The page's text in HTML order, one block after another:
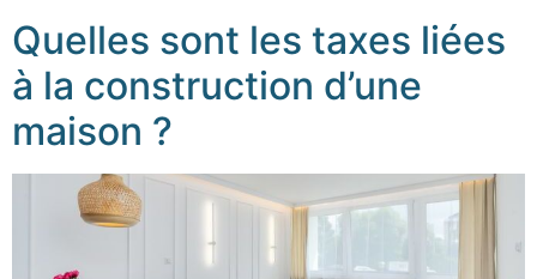
Quelles sont les taxes liées
à la construction d’une
maison ?